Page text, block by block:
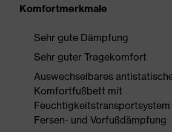
Komfortmerkmale
Sehr gute Dämpfung
Sehr guter Tragekomfort
Auswechselbares
Komfortfußbett mit
Fersen- und Vorfußdämpfung